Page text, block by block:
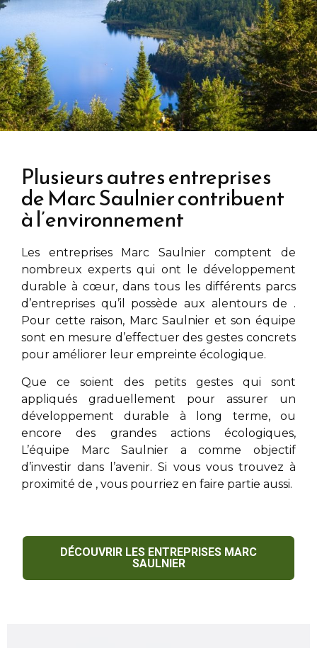
Plusieurs autres entreprises
de Marc Saulnier contribuent
à l’environnement
Les entreprises Marc Saulniercomptent de
nombreux experts qui ont le développement
durable à cœur, dans tous les différents parcs
d’entreprises qu’il possède aux alentours de .
Pour cette raison, Marc Saulnier et son équipe
sont en mesure d’effectuer des gestes concrets
pour améliorer leur empreinte écologique.
Que ce soient des petits gestes qui sont
appliqués graduellement pour assurer un
développement durable à long terme, ou
encore des grandes actions écologiques,
L’équipe Marc Saulnier a comme objectif
d’investir dans l’avenir. Si vous vous trouvez à
proximité de , vous pourriez en faire partie aussi.
DÉCOUVRIR LES ENTREPRISES MARC
SAULNIER